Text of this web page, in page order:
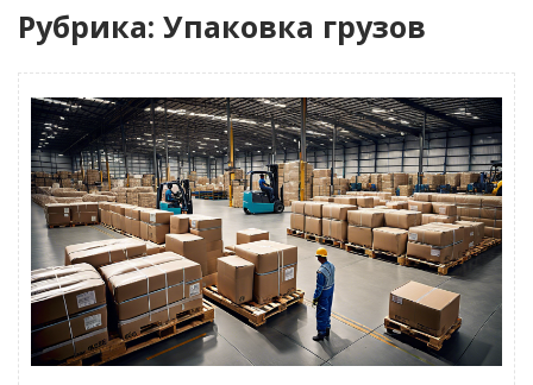
Рубрика: Упаковка грузов